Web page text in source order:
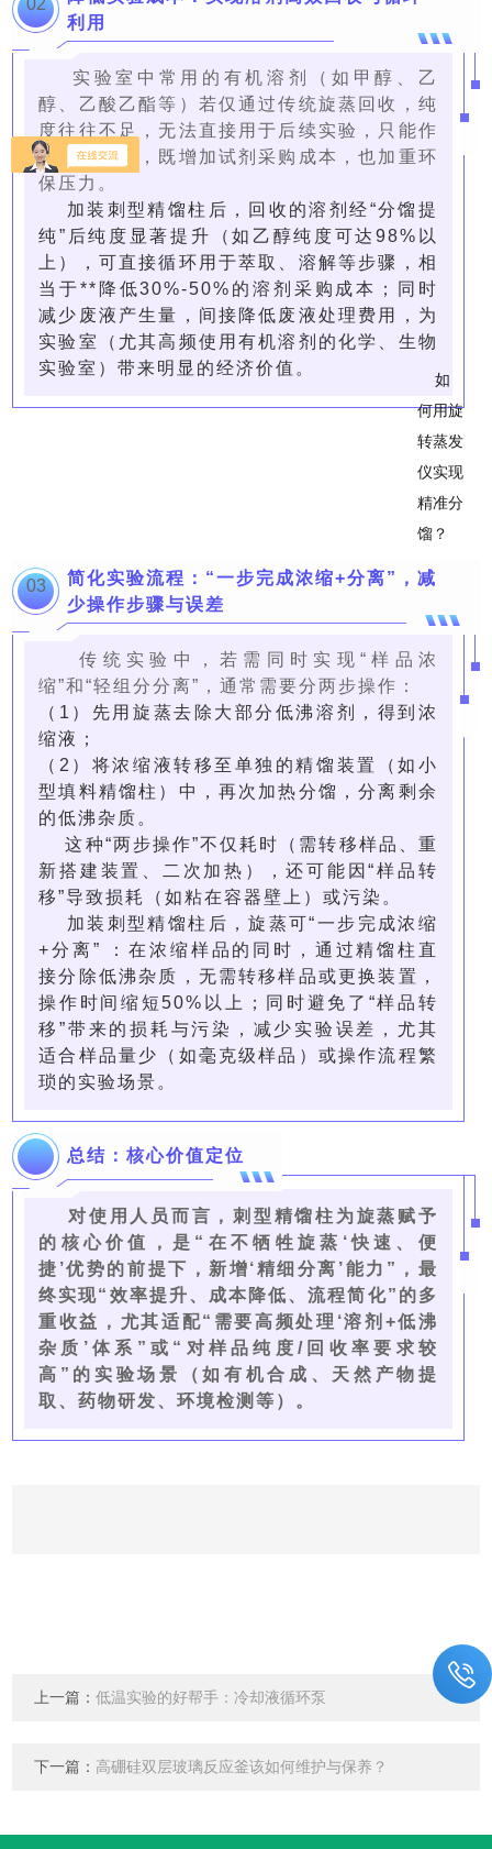
02
利用
实验室中常用的有机溶剂（如甲醇、乙
醇、乙酸乙酯等）若仅通过传统旋蒸回收，纯
度往往不足，无法直接用于后续实验，只能作
为废液处理，既增加试剂采购成本，也加重环
保压力。
加装刺型精馏柱后，回收的溶剂经“分馏提
纯”后纯度显著提升（如乙醇纯度可达98%以
上），可直接循环用于萃取、溶解等步骤，相
当于**降低30%-50%的溶剂采购成本；同时
减少废液产生量，间接降低废液处理费用，为
实验室（尤其高频使用有机溶剂的化学、生物
实验室）带来明显的经济价值。
03
简化实验流程：“一步完成浓缩+分离”，减
少操作步骤与误差
传统实验中，若需同时实现“样品浓
缩”和“轻组分分离”，通常需要分两步操作：
（1）先用旋蒸去除大部分低沸溶剂，得到浓
缩液；
（2）将浓缩液转移至单独的精馏装置（如小
型填料精馏柱）中，再次加热分馏，分离剩余
的低沸杂质。
这种“两步操作”不仅耗时（需转移样品、重
新搭建装置、二次加热），还可能因“样品转
移”导致损耗（如粘在容器壁上）或污染。
加装刺型精馏柱后，旋蒸可“一步完成浓缩
+分离” ：在浓缩样品的同时，通过精馏柱直
接分除低沸杂质，无需转移样品或更换装置，
操作时间缩短50%以上；同时避免了“样品转
移”带来的损耗与污染，减少实验误差，尤其
适合样品量少（如毫克级样品）或操作流程繁
琐的实验场景。
总结：核心价值定位
对使用人员而言，刺型精馏柱为旋蒸赋予
的核心价值，是“在不牺牲旋蒸‘快速、便
捷’优势的前提下，新增‘精细分离’能力”，最
终实现“效率提升、成本降低、流程简化”的多
重收益，尤其适配“需要高频处理‘溶剂+低沸
杂质’体系”或“对样品纯度/回收率要求较
高”的实验场景（如有机合成、天然产物提
取、药物研发、环境检测等）。
上一篇：低温实验的好帮手：冷却液循环泵
下一篇： 高硼硅双层玻璃反应釜该如何维护与保养？